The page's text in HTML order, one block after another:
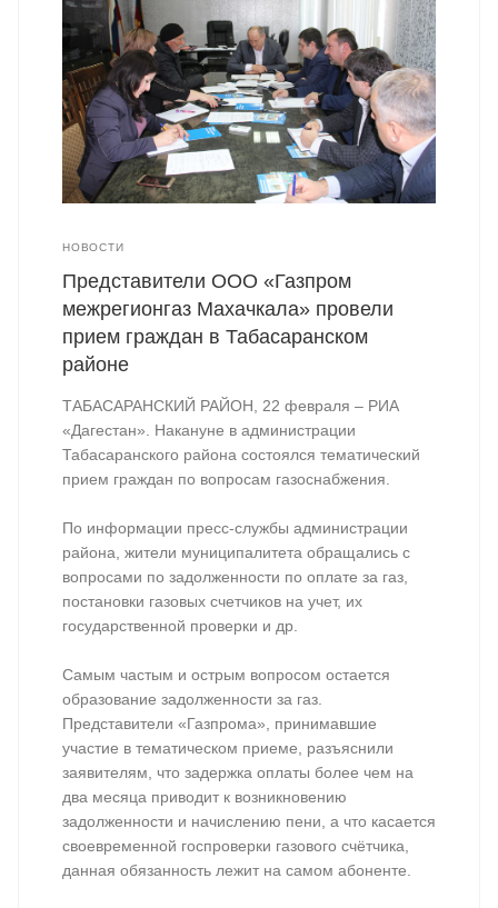
НОВОСТИ
Представители ООО «Газпром
межрегионгаз Махачкала» провели
прием граждан в Табасаранском
районе
ТАБАСАРАНСКИЙ РАЙОН, 22 февраля – РИА
«Дагестан». Накануне в администрации
Табасаранского района состоялся тематический
прием граждан по вопросам газоснабжения.
По информации пресс-службы администрации
района, жители муниципалитета обращались с
вопросами по задолженности по оплате за газ,
постановки газовых счетчиков на учет, их
государственной проверки и др.
Самым частым и острым вопросом остается
образование задолженности за газ.
Представители «Газпрома», принимавшие
участие в тематическом приеме, разъяснили
заявителям, что задержка оплаты более чем на
два месяца приводит к возникновению
задолженности и начислению пени, а что касается
своевременной госпроверки газового счётчика,
данная обязанность лежит на самом абоненте.